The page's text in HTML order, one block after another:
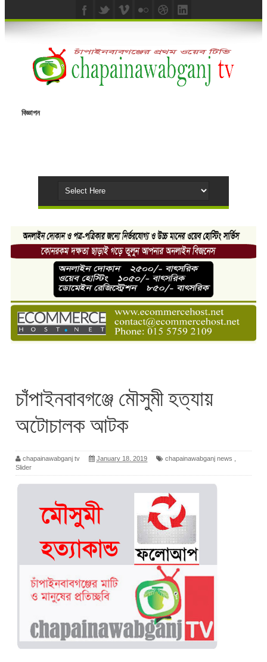
বিজ্ঞাপন
চাঁপাইনবাবগঞ্জে মৌসুমী হত্যায়
অটোচালক আটক
chapainawabganj tv January 18, 2019 chapainawabganj news
Slider